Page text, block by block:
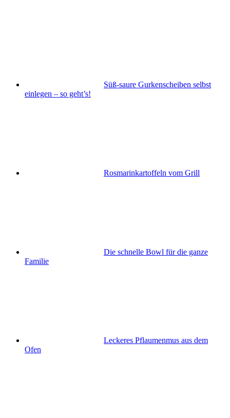
Süß-saure Gurkenscheiben selbst
einlegen – so geht’s!
Rosmarinkartoffeln vom Grill
Die schnelle Bowl für die ganze
Familie
Leckeres Pflaumenmus aus dem
Ofen